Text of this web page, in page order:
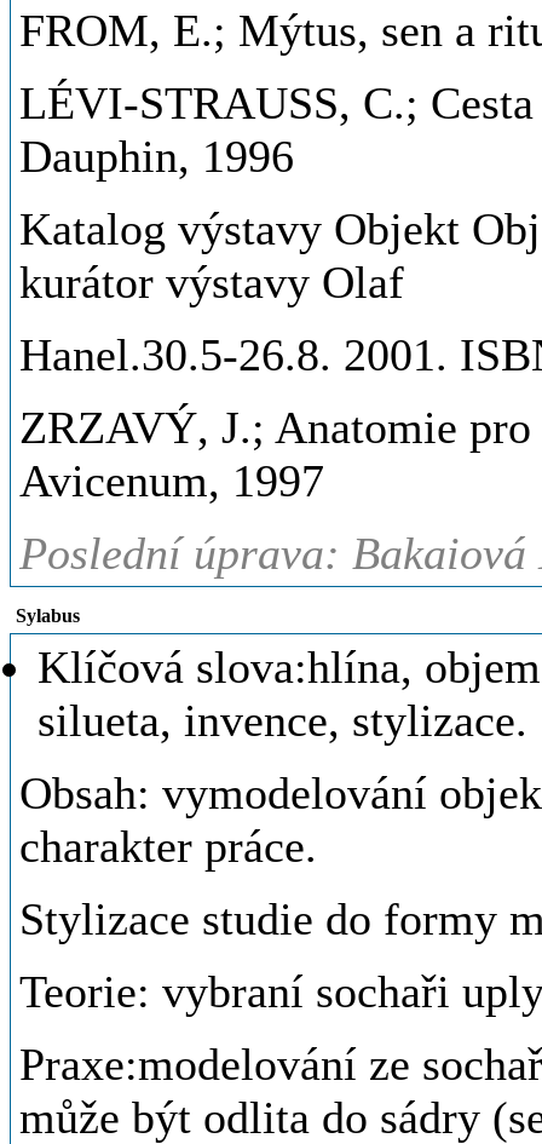
FROM, E.; Mýtus, sen a
LÉVI-STRAUSS, C.;
Dauphin, 1996
Katalog výstavy Objekt
kurátor výstavy Olaf
Hanel.30.5-26.8. 2001.
ZRZAVÝ, J.; Anatomie
Avicenum, 1997
Poslední úprava:
Sylabus
Klíčová slova:hlína,
silueta, invence, stylizace.
Obsah: vymodelování
charakter práce.
Stylizace studie do formy
Teorie: vybraní sochaři
Praxe:modelování ze
může být odlita do sádry